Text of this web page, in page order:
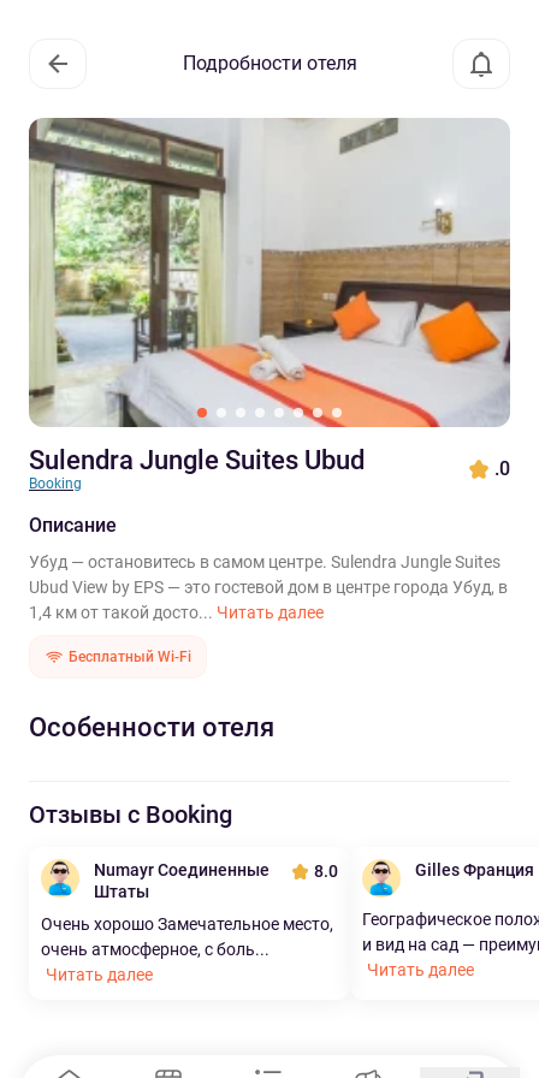
Подробности отеля
Sulendra Jungle Suites Ubud
Booking
.0
Описание
Убуд — остановитесь в самом центре. Sulendra Jungle Suites
Ubud View by EPS — это гостевой дом в центре города Убуд, в
1,4 км от такой досто... Читать далее
Бесплатный Wi-Fi
Особенности отеля
Отзывы с Booking
Numayr Соединенные
Штаты
8.0
Очень хорошо Замечательное место,
очень атмосферное, с боль...
Читать далее
Gilles Франция
Географическое
и вид на сад —
Читать далее